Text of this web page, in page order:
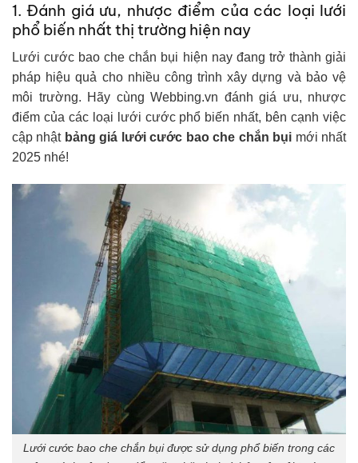
1. Đánh giá ưu, nhược điểm của các loại lưới
phổ biến nhất thị trường hiện nay
Lưới cước bao che chắn bụi hiện nay đang trở thành giải
pháp hiệu quả cho nhiều công trình xây dựng và bảo vệ
môi trường. Hãy cùng Webbing.vn đánh giá ưu, nhược
điểm của các loại lưới cước phổ biến nhất, bên cạnh việc
cập nhật bảng giá lưới cước bao che chắn bụi mới nhất
2025 nhé!
Lưới cước bao che chắn bụi được sử dụng phổ biến trong các